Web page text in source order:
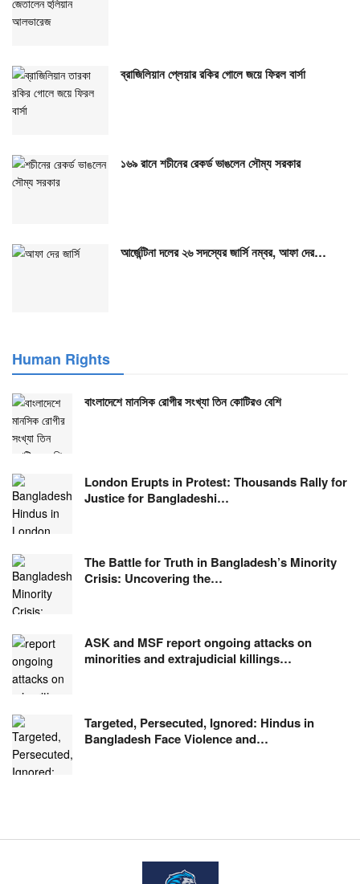
ব্রাজিলিয়ান প্লেয়ার রকির গোলে জয়ে ফিরল বার্সা
১৬৯ রানে শচীনের রেকর্ড ভাঙলেন সৌম্য সরকার
আর্জেন্টিনা দলের ২৬ সদস্যের জার্সি নম্বর, আফা দের…
Human Rights
বাংলাদেশে মানসিক রোগীর সংখ্যা তিন কোটিরও বেশি
London Erupts in Protest: Thousands Rally for
Justice for Bangladeshi…
The Battle for Truth in Bangladesh’s Minority
Crisis: Uncovering the…
ASK and MSF report ongoing attacks on
minorities and extrajudicial killings…
Targeted, Persecuted, Ignored: Hindus in
Bangladesh Face Violence and…